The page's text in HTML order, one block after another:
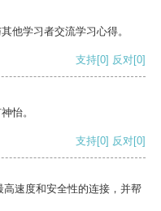
他学习者交流学习心得。
支持[0] 反对[0]
怡。
支持[0] 反对[0]
速度和安全性的连接，并帮